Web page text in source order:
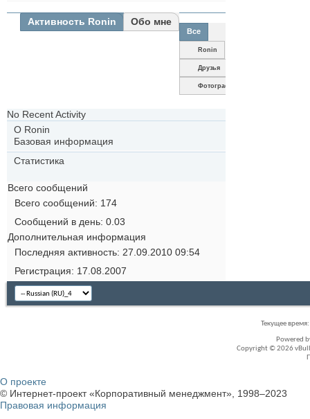
Активность Ronin Обо мне
Все
Ronin
Друзья
Фотографии
No Recent Activity
О Ronin
Базовая информация
Статистика
Всего сообщений
Всего сообщений
174
Сообщений в день 0.03
Дополнительная информация
Последняя активность 27.09.2010 09:54
Регистрация
17.08.2007
Текущее время:
Powered
Copyright © 2026
О проекте
© Интернет-проект «Корпоративный менеджмент», 1998–2023
Правовая информация